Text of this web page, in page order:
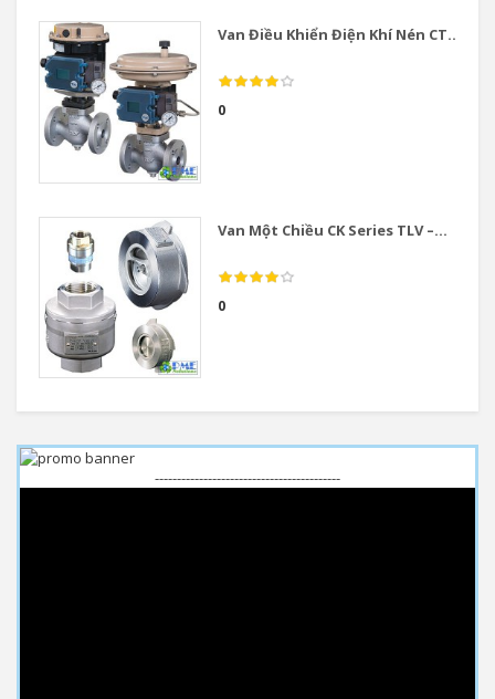
Van Điều Khiển Điện Khí Nén CT...
0
Van Một Chiều CK Series TLV –...
0
------------------------------------------